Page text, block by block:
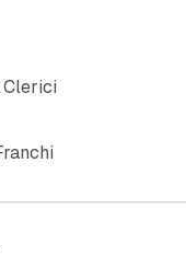
agevolazioni ed
da nuove normative
Clerici